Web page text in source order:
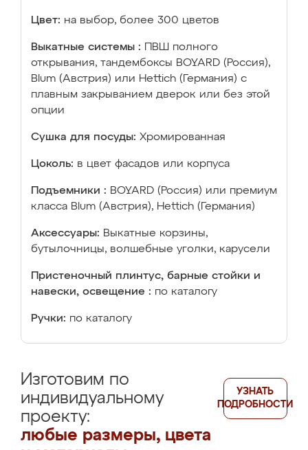
Цвет: на выбор, более 300 цветов
Выкатные системы :
ПВШ полного
открывания, тандембоксы BOYARD (Россия),
Blum (Австрия) или Hettich (Германия) с
плавным закрыванием дверок или без этой
опции
Сушка для посуды: Хромированная
Цоколь: в цвет фасадов или корпуса
Подъемники : BOYARD (Россия) или премиум
класса Blum (Австрия), Hettich (Германия)
Аксессуары: Выкатные корзины,
бутылочницы, волшебные уголки, карусели
Пристеночный плинтус, барные стойки и
навески, освещение : по каталогу
Ручки: по каталогу
Изготовим по
индивидуальному
проекту:
любые размеры, цвета
УЗНАТЬ
ПОДРОБНОСТИ